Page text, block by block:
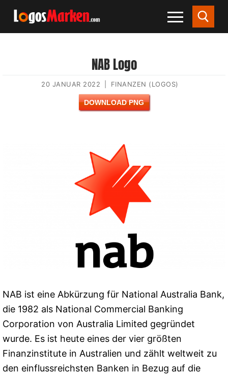
NAB Logo
20 JANUAR 2022 FINANZEN (LOGOS)
DOWNLOAD PNG
NAB ist eine Abkürzung für National Australia Bank,
die 1982 als National Commercial Banking
Corporation von Australia Limited gegründet
wurde. Es ist heute eines der vier größten
Finanzinstitute in Australien und zählt weltweit zu
den einflussreichsten Banken in Bezug auf die